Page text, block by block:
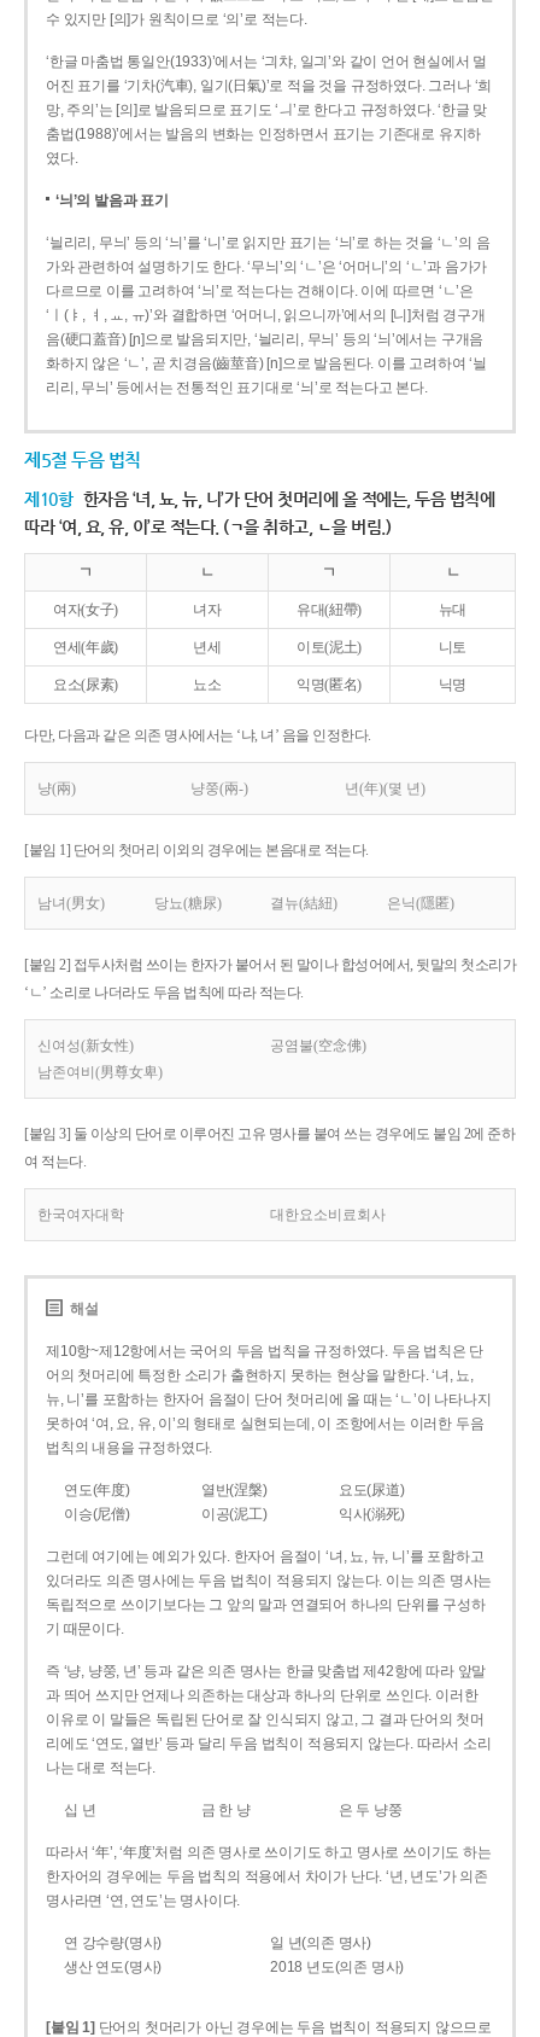
수 있지만 [의]가 원칙이므로 ‘의’로 적는다.
‘한글 마춤법 통일안(1933)’에서는 ‘긔챠, 일긔’와 같이 언어 현실에서 멀
어진 표기를 ‘기차(汽車), 일기(日氣)’로 적을 것을 규정하였다. 그러나 ‘희
망, 주의’는 [의]로 발음되므로 표기도 ‘ㅢ’로 한다고 규정하였다. ‘한글 맞
춤법(1988)’에서는 발음의 변화는 인정하면서 표기는 기존대로 유지하
였다.
‘늬’의 발음과 표기
‘늴리리, 무늬’ 등의 ‘늬’를 ‘니’로 읽지만 표기는 ‘늬’로 하는 것을 ‘ㄴ’의 음
가와 관련하여 설명하기도 한다. ‘무늬’의 ‘ㄴ’은 ‘어머니’의 ‘ㄴ’과 음가가
다르므로 이를 고려하여 ‘늬’로 적는다는 견해이다. 이에 따르면 ‘ㄴ’은
‘ㅣ(ㅑ, ㅕ, ㅛ, ㅠ)’와 결합하면 ‘어머니, 읽으니까’에서의 [니]처럼 경구개
음(硬口蓋音) [ɲ]으로 발음되지만, ‘늴리리, 무늬’ 등의 ‘늬’에서는 구개음
화하지 않은 ‘ㄴ’, 곧 치경음(齒莖音) [n]으로 발음된다. 이를 고려하여 ‘늴
리리, 무늬’ 등에서는 전통적인 표기대로 ‘늬’로 적는다고 본다.
제5절 두음 법칙
제10항 한자음 ‘녀, 뇨, 뉴, 니’가 단어 첫머리에 올 적에는, 두음 법칙에
따라 ‘여, 요, 유, 이’로 적는다. (ㄱ을 취하고, ㄴ을 버림.)
ㄱ ㄴ ㄱ ㄴ
여자(女子) 녀자 유대(紐帶) 뉴대
연세(年歲) 년세 이토(泥土) 니토
요소(尿素) 뇨소 익명(匿名) 닉명
다만, 다음과 같은 의존 명사에서는 ‘냐, 녀’ 음을 인정한다.
냥(兩) 냥쭝(兩-) 년(年)(몇 년)
[붙임 1] 단어의 첫머리 이외의 경우에는 본음대로 적는다.
남녀(男女) 당뇨(糖尿) 결뉴(結紐) 은닉(隱匿)
[붙임 2] 접두사처럼 쓰이는 한자가 붙어서 된 말이나 합성어에서, 뒷말의 첫소리가
‘ㄴ’ 소리로 나더라도 두음 법칙에 따라 적는다.
신여성(新女性)
공염불(空念佛)
남존여비(男尊女卑)
[붙임 3] 둘 이상의 단어로 이루어진 고유 명사를 붙여 쓰는 경우에도 붙임 2에 준하
여 적는다.
한국여자대학 대한요소비료회사
해설
제10항~제12항에서는 국어의 두음 법칙을 규정하였다. 두음 법칙은 단
어의 첫머리에 특정한 소리가 출현하지 못하는 현상을 말한다. ‘녀, 뇨,
뉴, 니’를 포함하는 한자어 음절이 단어 첫머리에 올 때는 ‘ㄴ’이 나타나지
못하여 ‘여, 요, 유, 이’의 형태로 실현되는데, 이 조항에서는 이러한 두음
법칙의 내용을 규정하였다.
연도(年度) 열반(涅槃)
요도(尿道)
이승(尼僧)
이공(泥工) 익사(溺死)
그런데 여기에는 예외가 있다. 한자어 음절이 ‘녀, 뇨, 뉴, 니’를 포함하고
있더라도 의존 명사에는 두음 법칙이 적용되지 않는다. 이는 의존 명사는
독립적으로 쓰이기보다는 그 앞의 말과 연결되어 하나의 단위를 구성하
기 때문이다.
즉 ‘냥, 냥쭝, 년’ 등과 같은 의존 명사는 한글 맞춤법 제42항에 따라 앞말
과 띄어 쓰지만 언제나 의존하는 대상과 하나의 단위로 쓰인다. 이러한
이유로 이 말들은 독립된 단어로 잘 인식되지 않고, 그 결과 단어의 첫머
리에도 ‘연도, 열반’ 등과 달리 두음 법칙이 적용되지 않는다. 따라서 소리
나는 대로 적는다.
십 년 금 한 냥 은 두 냥쭝
따라서 ‘年’, ‘年度’처럼 의존 명사로 쓰이기도 하고 명사로 쓰이기도 하는
한자어의 경우에는 두음 법칙의 적용에서 차이가 난다. ‘년, 년도’가 의존
명사라면 ‘연, 연도’는 명사이다.
연 강수량(명사)
일 년(의존 명사)
생산 연도(명사)
2018 년도(의존 명사)
[붙임 1] 단어의 첫머리가 아닌 경우에는 두음 법칙이 적용되지 않으므로